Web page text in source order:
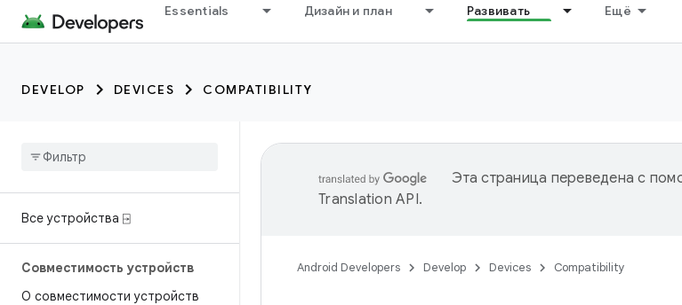
Essentials Дизайн и план Развивать Ещё
DEVELOP DEVICES COMPATIBILITY
Все устройства ⍈
Совместимость устройств
О совместимости устройств
Эта страница переведена с
Translation API.
Android Developers Develop Devices Compatibility